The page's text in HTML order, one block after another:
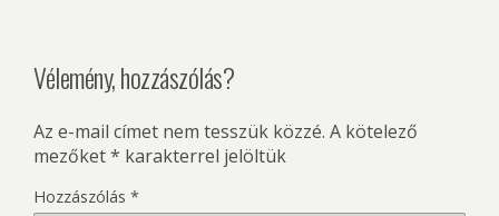
Vélemény, hozzászólás?
Az e-mail címet nem tesszük közzé. A kötelező
mezőket* karakterrel jelöltük
Hozzászólás *